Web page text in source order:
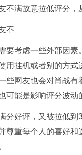
不
要考虑一些外部因
用挂机或者别的方
些网友也会对肖战
可能是影响评分波动
分好评，又被拉低
尊重每个人的喜好